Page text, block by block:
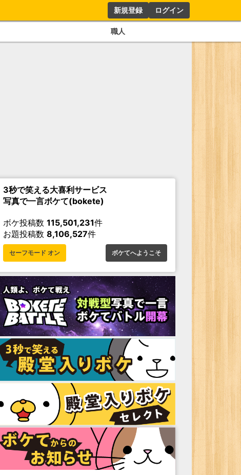
新規登録 ログイン
職人
3秒で笑える大喜利サービス
写真で一言ボケて(bokete)
ボケ投稿数 115,501,231件
お題投稿数 8,106,527件
セーフモード オン ボケてへようこそ